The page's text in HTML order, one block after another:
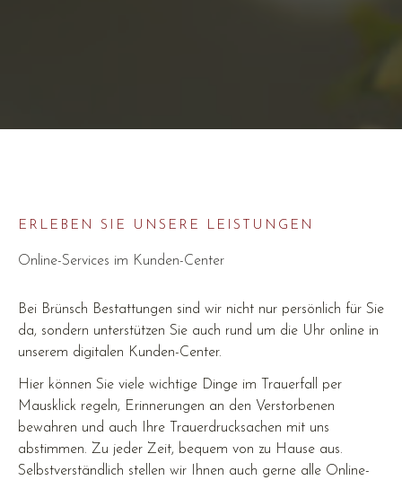
ERLEBEN SIE UNSERE LEISTUNGEN
Online-Services im Kunden-Center
Bei Brünsch Bestattungen sind wir nicht nur persönlich für Sie
da, sondern unterstützen Sie auch rund um die Uhr online in
unserem digitalen Kunden-Center.
Hier können Sie viele wichtige Dinge im Trauerfall per
Mausklick regeln, Erinnerungen an den Verstorbenen
bewahren und auch Ihre Trauerdrucksachen mit uns
abstimmen. Zu jeder Zeit, bequem von zu Hause aus.
Selbstverständlich stellen wir Ihnen auch gerne alle Online-